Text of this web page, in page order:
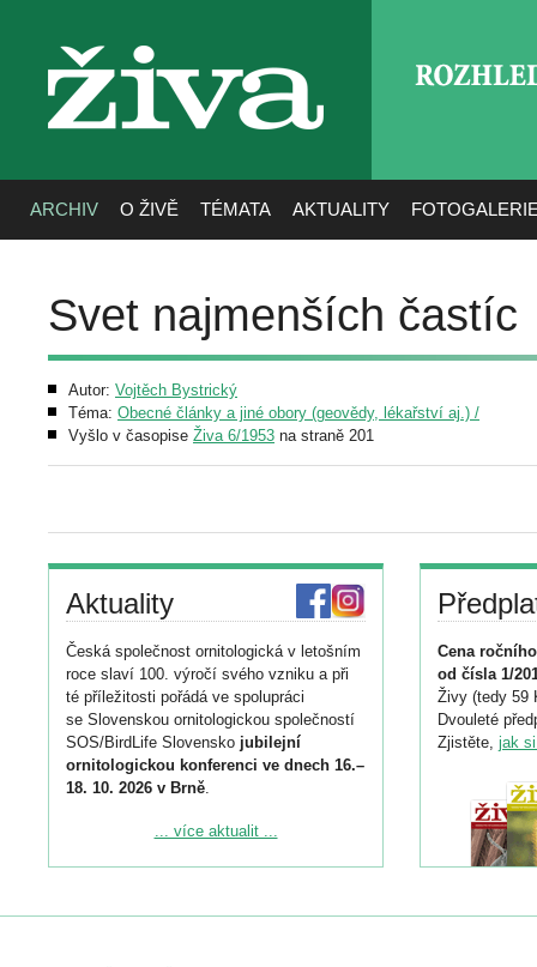
živa
ARCHIV O ŽIVĚ TÉMATA AKTUALITY
Svet najmenších častíc
Autor: Vojtěch Bystrický
Téma: Obecné články a jiné obory (geovědy, lékařství aj.) /
Vyšlo v časopise Živa 6/1953 na straně 201
Aktuality
Česká společnost ornitologická v letošním
roce slaví 100. výročí svého vzniku a při
té příležitosti pořádá ve spolupráci
se Slovenskou ornitologickou společností
SOS/BirdLife Slovensko jubilejní
ornitologickou konferenci ve dnech 16.–
18. 10. 2026 v Brně.
Podrobnější informace ke konferenci
Registrovat se můžete do 6. září.
... více aktualit ...
Cena
od čísla 1/
Živy (tedy 59
Dvouleté
Zjistěte, jak